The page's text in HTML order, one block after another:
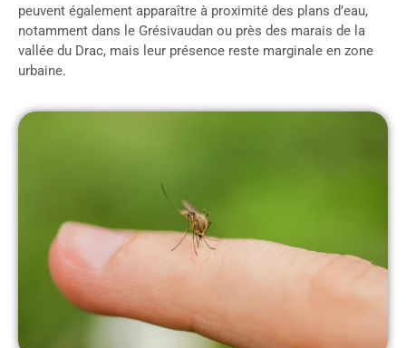
peuvent également apparaître à proximité des plans d’eau,
notamment dans le Grésivaudan ou près des marais de la
vallée du Drac, mais leur présence reste marginale en zone
urbaine.